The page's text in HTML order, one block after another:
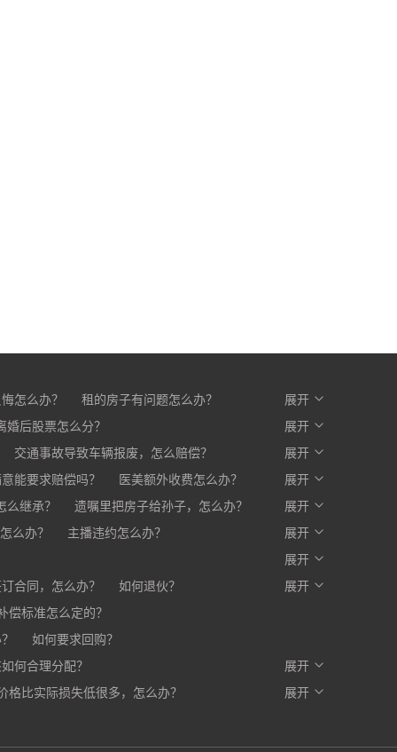
怎么办？
租的房子有问题怎么办？
办？
开发商不交房怎么办?
展开
婚后股票怎么分？
展开
交通事故导致车辆报废，怎么赔偿？
展开
能要求赔偿吗？
医美额外收费怎么办？
部分，剩下的怎么办？
展开
么继承？
遗嘱里把房子给孙子，怎么办？
展开
么办？
主播违约怎么办？
展开
展开
合同，怎么办？
如何退伙？
展开
偿标准怎么定的？
如何要求回购？
何合理分配？
入合同，有口头约定有效吗？
展开
比实际损失低很多，怎么办？
展开